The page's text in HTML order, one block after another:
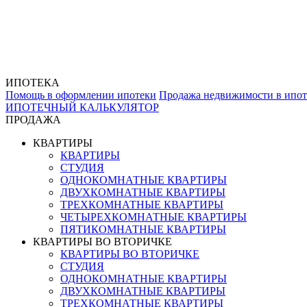
ИПОТЕКА
Помощь в оформлении ипотеки Продажа недвижимости в
ИПОТЕЧНЫЙ КАЛЬКУЛЯТОР
ПРОДАЖА
КВАРТИРЫ
КВАРТИРЫ
СТУДИЯ
ОДНОКОМНАТНЫЕ КВАРТИРЫ
ДВУХКОМНАТНЫЕ КВАРТИРЫ
ТРЕХКОМНАТНЫЕ КВАРТИРЫ
ЧЕТЫРЕХКОМНАТНЫЕ КВАРТИРЫ
ПЯТИКОМНАТНЫЕ КВАРТИРЫ
КВАРТИРЫ ВО ВТОРИЧКЕ
КВАРТИРЫ ВО ВТОРИЧКЕ
СТУДИЯ
ОДНОКОМНАТНЫЕ КВАРТИРЫ
ДВУХКОМНАТНЫЕ КВАРТИРЫ
ТРЕХКОМНАТНЫЕ КВАРТИРЫ